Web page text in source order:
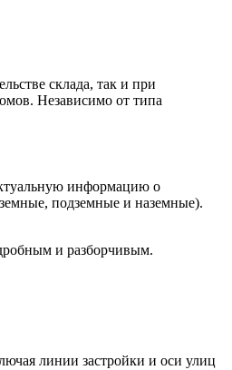
склада, так и при
Независимо от типа
информацию о
подземные и наземные).
и разборчивым.
линии застройки и оси улиц